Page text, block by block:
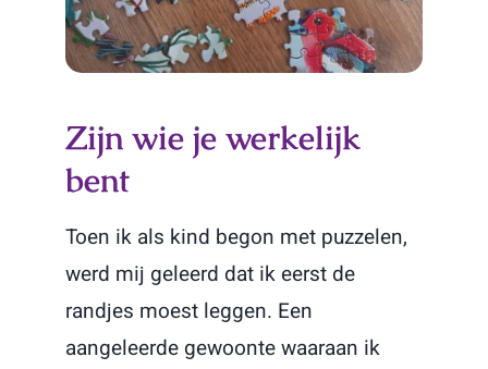
Zijn wie je werkelijk
bent
Toen ik als kind begon met puzzelen,
werd mij geleerd dat ik eerst de
randjes moest leggen. Een
aangeleerde gewoonte waaraan ik